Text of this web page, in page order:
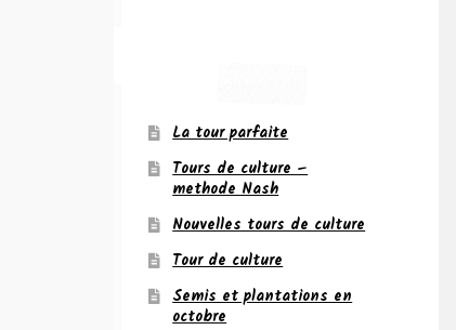
La tour parfaite
Tours de culture –
methode Nash
Nouvelles tours de culture
Tour de culture
Semis et plantations en
octobre